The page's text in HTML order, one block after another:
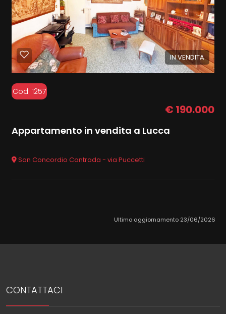
IN VENDITA
Cod. 1257
€ 190.000
Appartamento in vendita a Lucca
San Concordio Contrada - via Puccetti
Ultimo aggiornamento 23/06/2026
CONTATTACI